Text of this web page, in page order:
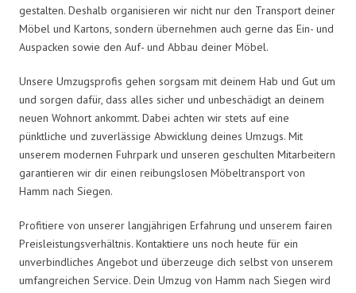
gestalten. Deshalb organisieren wir nicht nur den Transport deiner
Möbel und Kartons, sondern übernehmen auch gerne das Ein- und
Auspacken sowie den Auf- und Abbau deiner Möbel.
Unsere Umzugsprofis gehen sorgsam mit deinem Hab und Gut um
und sorgen dafür, dass alles sicher und unbeschädigt an deinem
neuen Wohnort ankommt. Dabei achten wir stets auf eine
pünktliche und zuverlässige Abwicklung deines Umzugs. Mit
unserem modernen Fuhrpark und unseren geschulten Mitarbeitern
garantieren wir dir einen reibungslosen Möbeltransport von
Hamm nach Siegen.
Profitiere von unserer langjährigen Erfahrung und unserem fairen
Preisleistungsverhältnis. Kontaktiere uns noch heute für ein
unverbindliches Angebot und überzeuge dich selbst von unserem
umfangreichen Service. Dein Umzug von Hamm nach Siegen wird